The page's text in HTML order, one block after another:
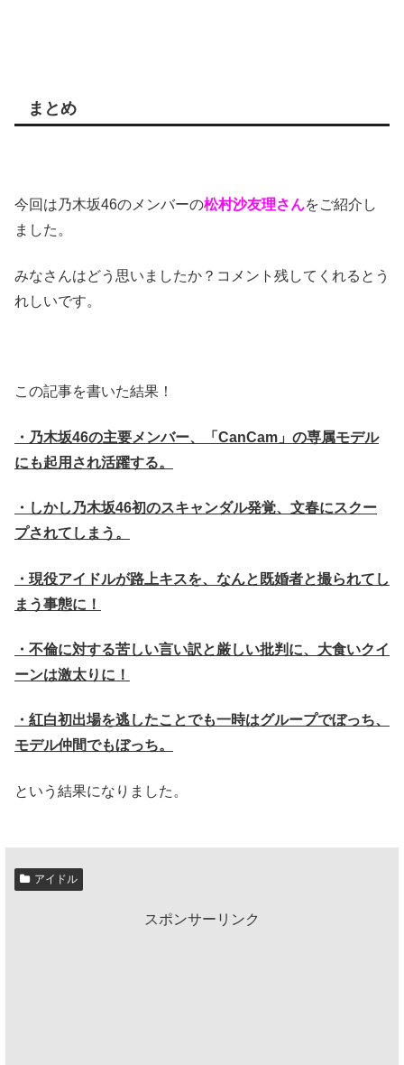
まとめ
今回は乃木坂46のメンバーの松村沙友理さんをご紹介し
ました。
みなさんはどう思いましたか？コメント残してくれるとう
れしいです。
この記事を書いた結果！
・乃木坂46の主要メンバー、「CanCam」の専属モデル
にも起用され活躍する。
・しかし乃木坂46初のスキャンダル発覚、文春にスクー
プされてしまう。
・現役アイドルが路上キスを、なんと既婚者と撮られてし
まう事態に！
・不倫に対する苦しい言い訳と厳しい批判に、大食いクイ
ーンは激太りに！
・紅白初出場を逃したことでも一時はグループでぼっち、
モデル仲間でもぼっち。
という結果になりました。
アイドル
スポンサーリンク